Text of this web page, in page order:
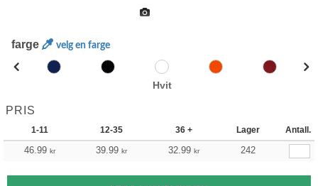
farge velg en farge
Hvit
PRIS
1-11 12-35 36 + Lager Antall.
46.99 kr 39.99 kr 32.99 kr 242